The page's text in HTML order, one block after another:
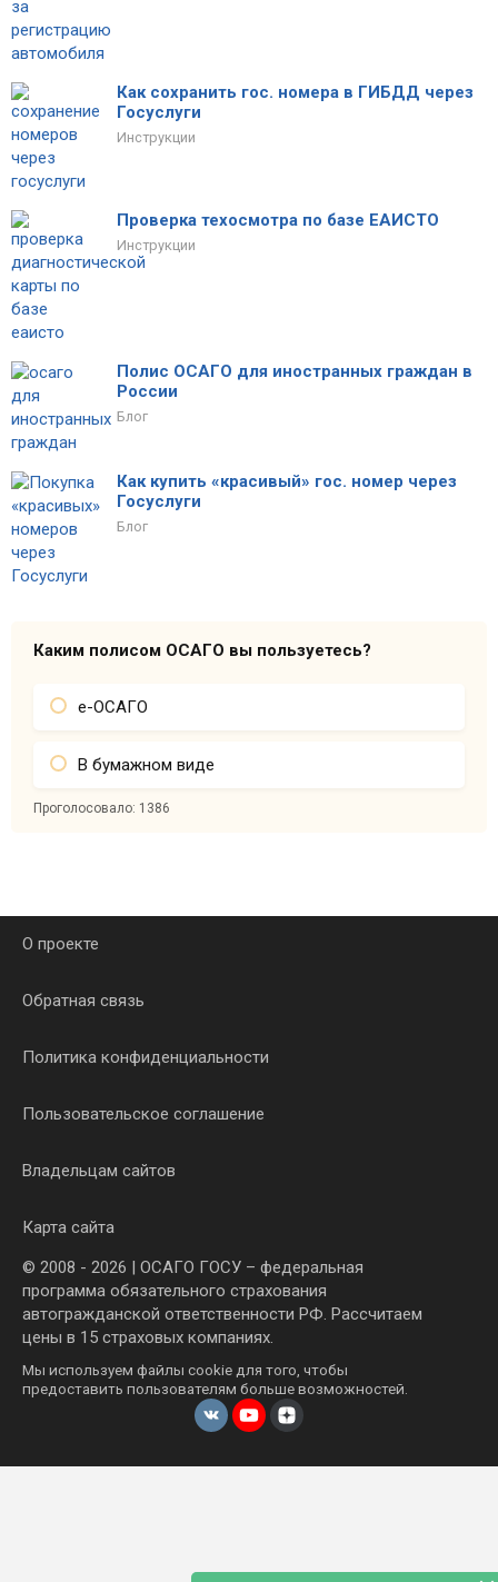
Как сохранить гос. номера в ГИБДД через
Госуслуги
Инструкции
Проверка техосмотра по базе ЕАИСТО
Инструкции
Полис ОСАГО для иностранных граждан в
России
Блог
Как купить «красивый» гос. номер через
Госуслуги
Блог
Каким полисом ОСАГО вы пользуетесь?
е-ОСАГО
В бумажном виде
Проголосовало: 1386
О проекте
Обратная связь
Политика конфиденциальности
Пользовательское соглашение
Владельцам сайтов
Карта сайта
© 2008 - 2026 | ОСАГО ГОСУ – федеральная
программа обязательного страхования
автогражданской ответственности РФ. Рассчитаем
цены в 15 страховых компаниях.
Мы используем файлы cookie для того, чтобы
предоставить пользователям больше возможностей.